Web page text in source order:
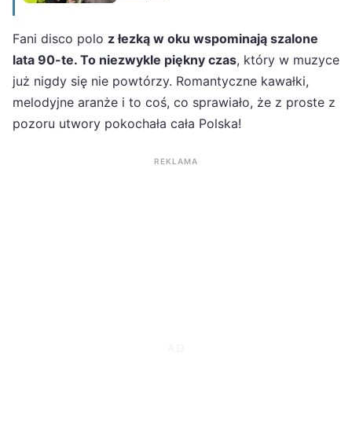
Fani disco polo z łezką w oku wspominają szalone
lata 90-te. To niezwykle piękny czas, który w muzyce
już nigdy się nie powtórzy. Romantyczne kawałki,
melodyjne aranże i to coś, co sprawiało, że z proste z
pozoru utwory pokochała cała Polska!
REKLAMA